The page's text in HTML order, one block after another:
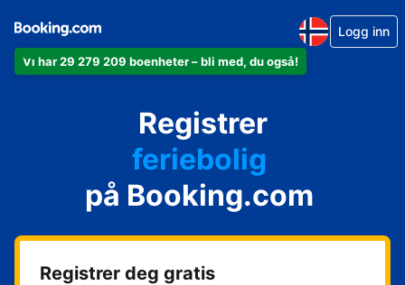
Vi har 29 279 209 boenheter – bli med, du også!
Logg inn
Registrer
leiligheten din
hotellet ditt
feriebolig
gjestgiveriet ditt
rorbua di
på Booking.com
Registrer deg gratis